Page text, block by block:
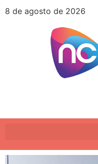
8 de agosto de 2026